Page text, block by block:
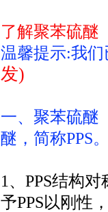
了解聚苯硫醚
温馨提示:我
发)
一、聚苯硫醚
醚，简称PPS
1、PPS结构
予PPS以刚性